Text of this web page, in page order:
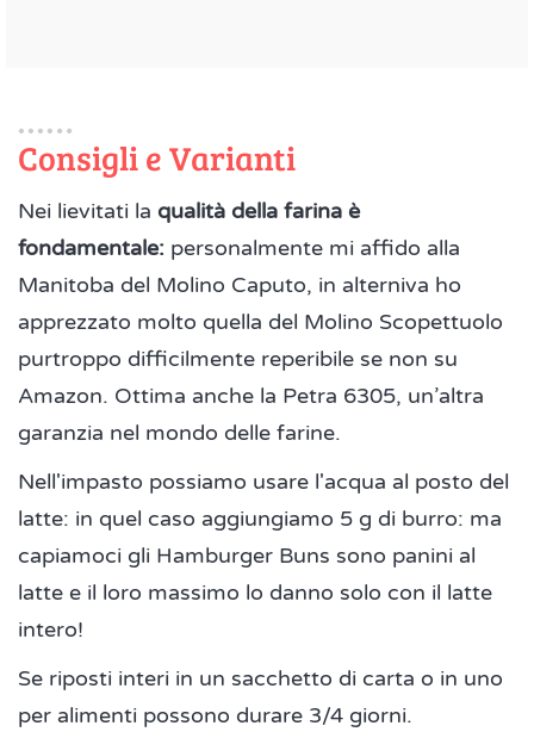
Consigli e Varianti
Nei lievitati la qualità della farina è
fondamentale: personalmente mi affido alla
Manitoba del Molino Caputo, in alterniva ho
apprezzato molto quella del Molino Scopettuolo
purtroppo difficilmente reperibile se non su
Amazon. Ottima anche la Petra 6305, un’altra
garanzia nel mondo delle farine.
Nell'impasto possiamo usare l'acqua al posto del
latte: in quel caso aggiungiamo 5 g di burro: ma
capiamoci gli Hamburger Buns sono panini al
latte e il loro massimo lo danno solo con il latte
intero!
Se riposti interi in un sacchetto di carta o in uno
per alimenti possono durare 3/4 giorni.